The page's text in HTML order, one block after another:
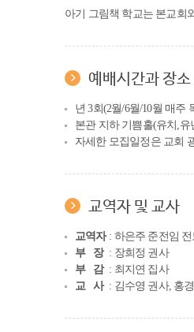
아기 그림책 학교는 본교회
예배시간과 장소
년 3회(2월/6월/10월 매주
본관 지하 기쁨홀(유치,유
자세한 모집일정은 교회
교역자 및 교사
교역자: 하은주 준전임 전
부 장 : 장희정 권사
부 감 : 최지연 집사
교 사 : 김수영 권사, 홍